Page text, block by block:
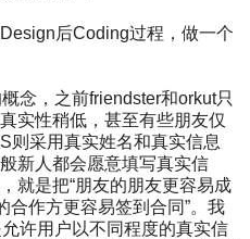
后Coding过程，做一个
念，之前friendster和orkut只
实性稍低，甚至有些朋友仅
则采用真实姓名和真实信息
新人都会愿意填写真实信
就是把“朋友的朋友更容易成
合作方更容易签到合同”。我
许用户以不同程度的真实信